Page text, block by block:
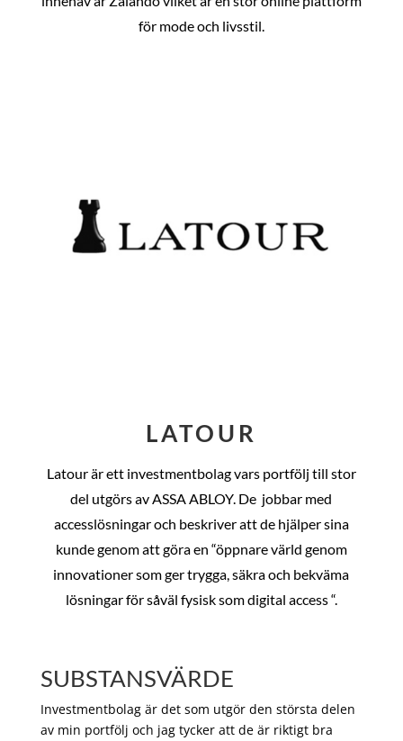
för mode och livsstil.
LATOUR
Latour är ett investmentbolag vars portfölj till stor
del utgörs av ASSA ABLOY. De jobbar med
accesslösningar och beskriver att de hjälper sina
kunde genom att göra en “öppnare värld genom
innovationer som ger trygga, säkra och bekväma
lösningar för såväl fysisk som digital access “.
SUBSTANSVÄRDE
Investmentbolag är det som utgör den största delen
av min portfölj och jag tycker att de är riktigt bra